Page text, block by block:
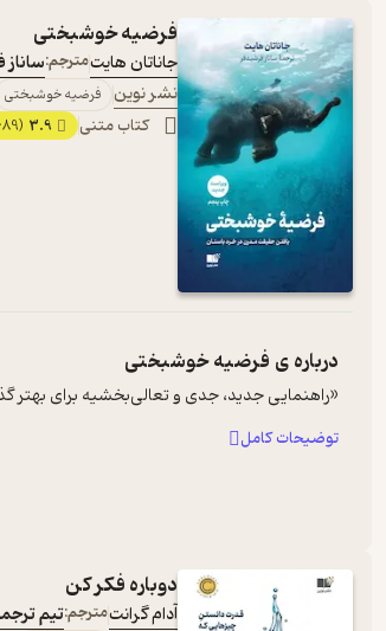
فرضیه خوشبختی
جاناتان هایتمترجم:
نشر نوین
فرضیه خوشبختی
کتاب متنی 3.9
(689)
درباره ی فرضیه خوشبختی
«راهنمایی جدید، جدی و تعالی‌بخشیه برای
توضیحات کامل
دوباره فکر کن
آدام گرانتمترجم:تیم